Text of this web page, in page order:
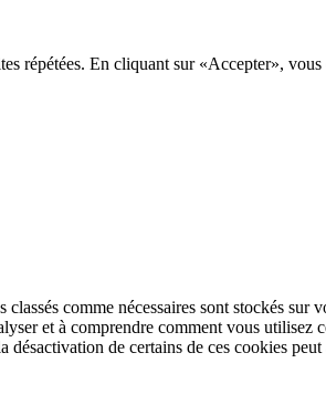
répétées. En cliquant sur «Accepter»,
comme nécessaires sont stockés sur
et à comprendre comment vous utilisez
de certains de ces cookies